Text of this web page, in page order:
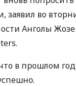
заявил во
Анголы Жозе
в прошлом